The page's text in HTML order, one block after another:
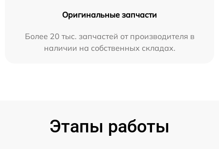
Оригинальные запчасти
Более 20 тыс. запчастей от производителя в
наличии на собственных складах.
Этапы работы